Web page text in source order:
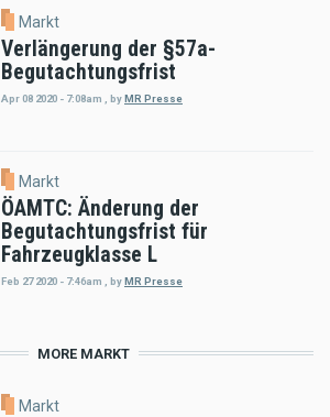
Markt
Verlängerung der §57a-
Begutachtungsfrist
Apr 08 2020 - 7:08am byMR Presse
Markt
ÖAMTC: Änderung der
Begutachtungsfrist für
Fahrzeugklasse L
Feb 27 2020 - 7:46am byMR Presse
MORE MARKT
Markt